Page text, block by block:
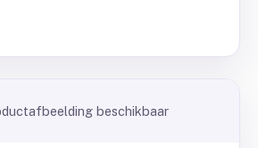
beschikbaar